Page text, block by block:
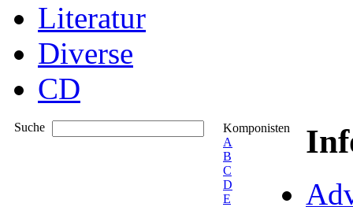
Literatur
Diverse
CD
Suche
Komponisten
A
B
C
D
E